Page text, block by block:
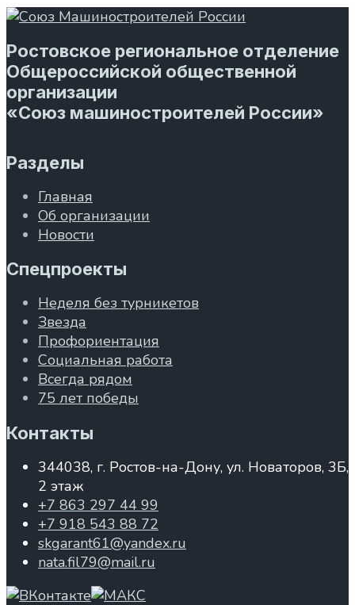
Ростовское региональное отделение
Общероссийской общественной
организации
«Союз машиностроителей России»
Разделы
Главная
Об организации
Новости
Спецпроекты
Неделя без турникетов
Звезда
Профориентация
Социальная работа
Всегда рядом
75 лет победы
Контакты
344038, г. Ростов-на-Дону, ул. Новаторов, 3Б,
2 этаж
+7 863 297 44 99
+7 918 543 88 72
skgarant61@yandex.ru
nata.fil79@mail.ru